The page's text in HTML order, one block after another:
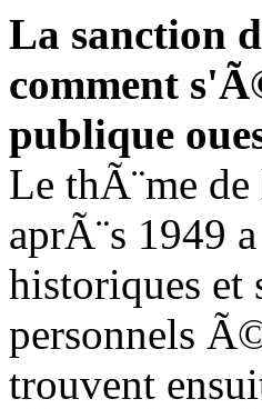
La sanction
comment
publique
Le thÃ¨me
aprÃ¨s 1949
historiques
personnels
trouvent